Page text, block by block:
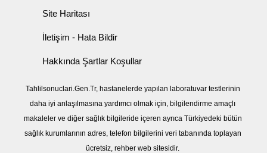
Site Haritası
İletişim - Hata Bildir
Hakkında Şartlar Koşullar
Tahlilsonuclari.Gen.Tr, hastanelerde yapılan laboratuvar testlerinin
daha iyi anlaşılmasına yardımcı olmak için, bilgilendirme amaçlı
makaleler ve diğer sağlık bilgileride içeren ayrıca Türkiyedeki bütün
sağlık kurumlarının adres, telefon bilgilerini veri tabanında toplayan
ücretsiz, rehber web sitesidir.